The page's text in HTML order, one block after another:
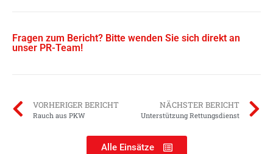
Fragen zum Bericht? Bitte wenden Sie sich direkt an
unser PR-Team!
VORHERIGER BERICHT
Rauch aus PKW
NÄCHSTER BERICHT
Unterstützung Rettungsdienst
Alle Einsätze